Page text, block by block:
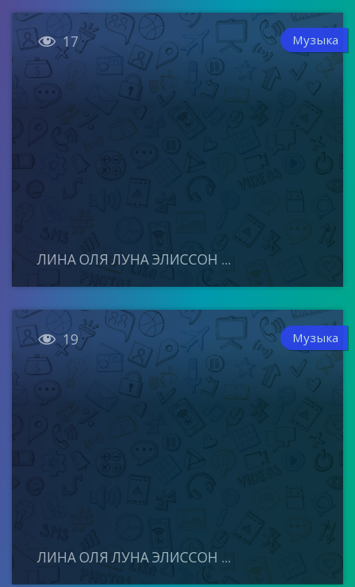
 17 Музыка
ЛИНА ОЛЯ ЛУНА ЭЛИССОН ...
 19 Музыка
ЛИНА ОЛЯ ЛУНА ЭЛИССОН ...